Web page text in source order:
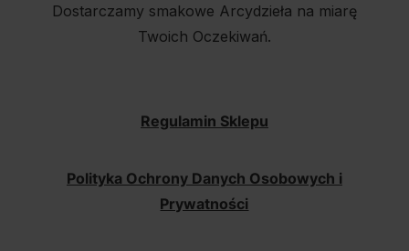
Dostarczamy smakowe Arcydzieła na miarę
Twoich Oczekiwań.
Regulamin Sklepu
Polityka Ochrony Danych Osobowych i
Prywatności